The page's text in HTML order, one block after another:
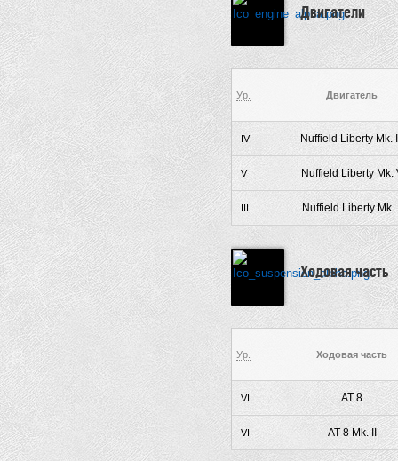
Двигатели
Ур. Двигатель
IV Nuffield Liberty Mk.
V Nuffield Liberty Mk.
Nuffield Liberty Mk.
Ходовая часть
Ур. Ходовая часть
VI AT 8
VI AT 8 Mk. II